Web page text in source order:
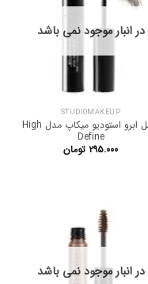
در انبار موجود نمی باشد
STUDIOMAKEUP
ریمل ابرو استودیو میکاپ مدل High
Define
۲۹۵.۰۰۰ تومان
در انبار موجود نمی باشد